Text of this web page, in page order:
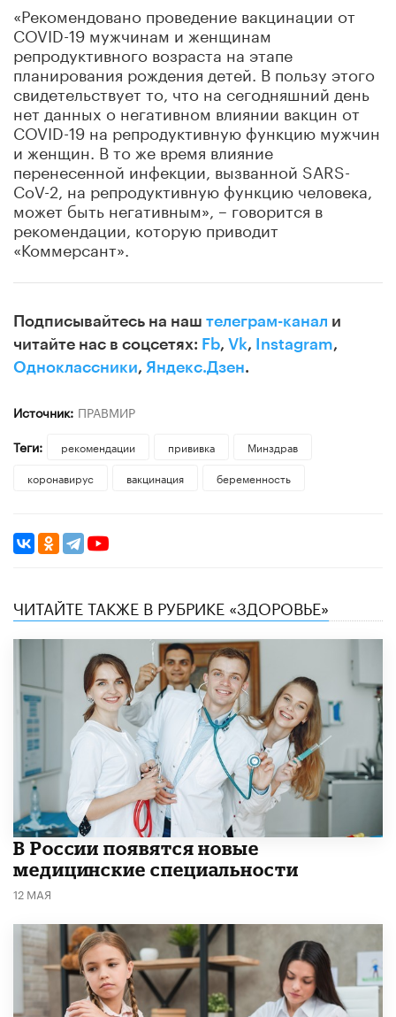
«Рекомендовано проведение вакцинации от
COVID-19 мужчинам и женщинам
репродуктивного возраста на этапе
планирования рождения детей. В пользу этого
свидетельствует то, что на сегодняшний день
нет данных о негативном влиянии вакцин от
COVID-19 на репродуктивную функцию мужчин
и женщин. В то же время влияние
перенесенной инфекции, вызванной SARS-
CoV-2, на репродуктивную функцию человека,
может быть негативным», – говорится в
рекомендации, которую приводит
«Коммерсант».
Подписывайтесь на наш телеграм-канал и
читайте нас в соцсетях: Fb, Vk, Instagram,
Одноклассники, Яндекс.Дзен.
Источник: ПРАВМИР
Теги:
рекомендации прививка
Минздрав
коронавирус
вакцинация беременность
ЧИТАЙТЕ ТАКЖЕ В РУБРИКЕ «ЗДОРОВЬЕ»
В России появятся новые
медицинские специальности
12 МАЯ